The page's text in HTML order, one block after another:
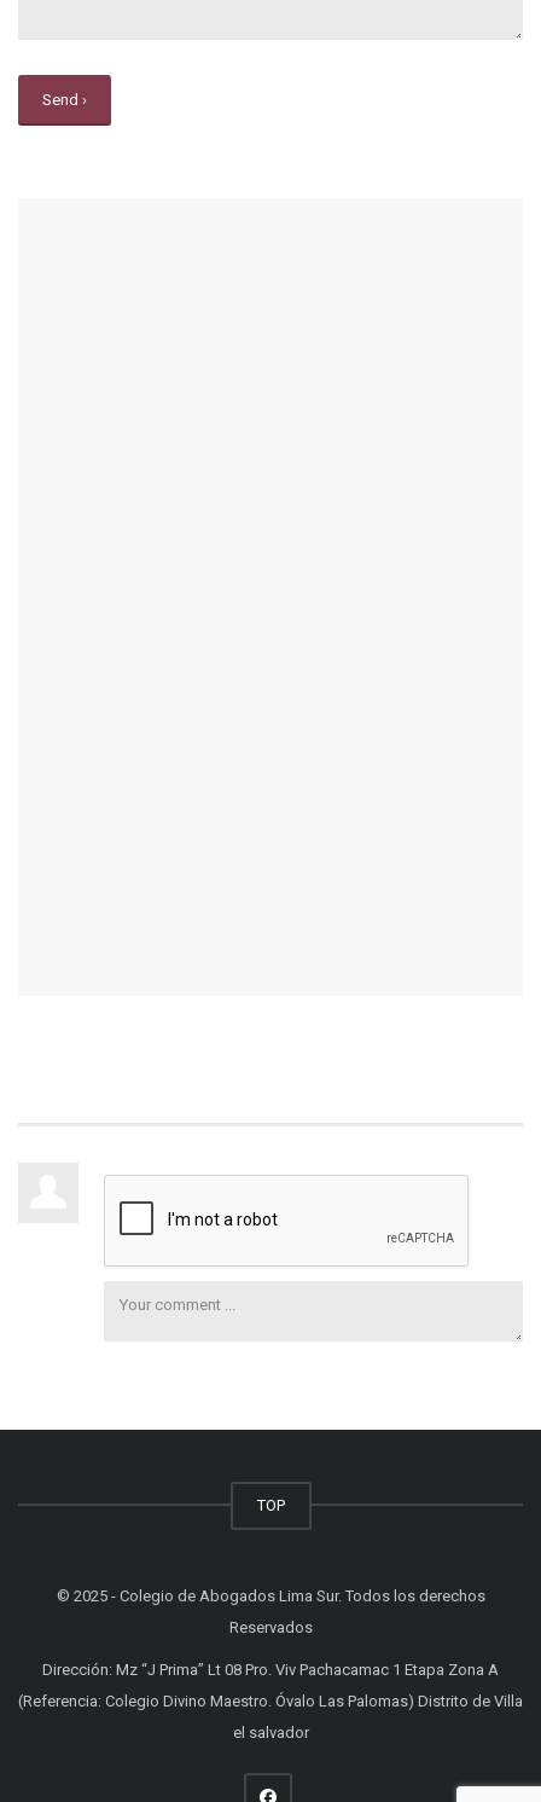
TOP
© 2025 - Colegio de Abogados Lima Sur. Todos los derechos
Reservados
Dirección: Mz “J Prima” Lt 08 Pro. Viv Pachacamac 1 Etapa Zona A
(Referencia: Colegio Divino Maestro. Óvalo Las Palomas) Distrito de Villa
el salvador